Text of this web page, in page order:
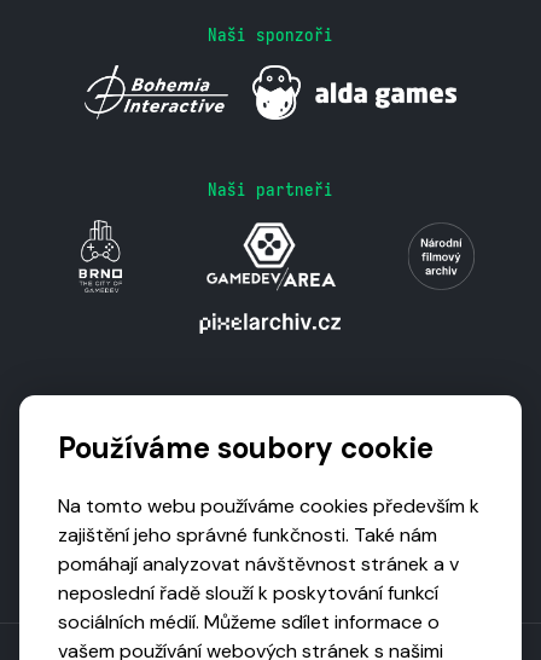
Naši sponzoři
Naši partneři
Používáme soubory cookie
Na tomto webu používáme cookies především k
zajištění jeho správné funkčnosti. Také nám
pomáhají analyzovat návštěvnost stránek a v
neposlední řadě slouží k poskytování funkcí
sociálních médií. Můžeme sdílet informace o
vašem používání webových stránek s našimi